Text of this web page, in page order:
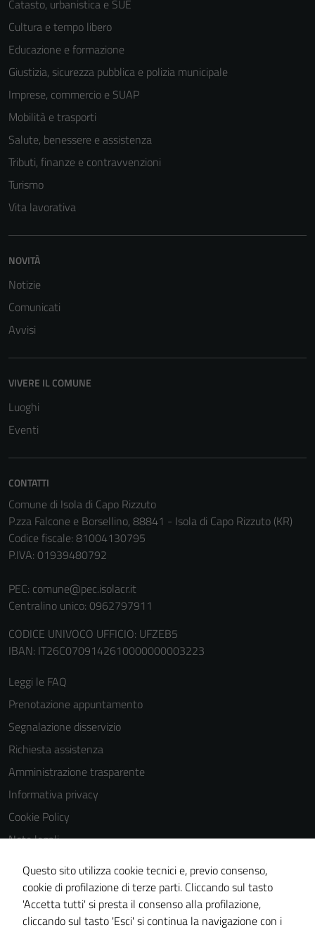
Catasto, urbanistica e SUE
Cultura e tempo libero
Educazione e formazione
Giustizia, sicurezza pubblica e polizia municipale
Imprese, commercio e SUAP
Mobilità e trasporti
Salute, benessere e assistenza
Tributi, finanze e contravvenzioni
Turismo
Vita lavorativa
NOVITÀ
Notizie
Comunicati
Avvisi
VIVERE IL COMUNE
Luoghi
Eventi
CONTATTI
Comune di Isola di Capo Rizzuto
P.zza Falcone e Borsellino, 88841 - Isola di Capo Rizzuto (KR)
Codice fiscale: 81004130795
P.IVA: 01939480792
PEC: comune@pec.isolacr.it
Centralino unico: 0962797911
CODICE UNIVOCO UFFICIO: UFZEB5
IBAN: IT26C0709142610000000003223
Leggi le FAQ
Prenotazione appuntamento
Segnalazione disservizio
Richiesta assistenza
Amministrazione trasparente
Informativa privacy
Cookie Policy
Note legali
Obiettivi di accessibilità
Dichiarazione di accessibilità
Piano di miglioramento del sito
Questo sito utilizza cookie tecnici e, previo consenso,
cookie di profilazione di terze parti. Cliccando sul tasto
'Accetta tutti' si presta il consenso alla profilazione,
cliccando sul tasto 'Esci' si continua la navigazione con i
essere
disabilitati.
Terze parti
essere
anche per la
profilazione.
La
disabilitazione